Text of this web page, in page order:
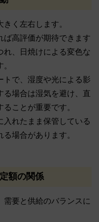
く左右します。
ば高評価が期待できます
れ、日焼けによる変色な
トで、湿度や光による影
る場合は湿気を避け、直
ことが重要です。
入れたまま保管している
場合があります。
額の関係
需要と供給のバランスに